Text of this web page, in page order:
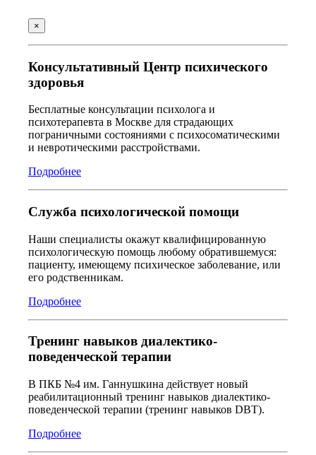
×
Консультативный Центр психического
здоровья
Бесплатные консультации психолога и
психотерапевта в Москве для страдающих
пограничными состояниями с психосоматическими
и невротическими расстройствами.
Подробнее
Служба психологической помощи
Наши специалисты окажут квалифицированную
психологическую помощь любому обратившемуся:
пациенту, имеющему психическое заболевание, или
его родственникам.
Подробнее
Тренинг навыков диалектико-
поведенческой терапии
В ПКБ №4 им. Ганнушкина действует новый
реабилитационный тренинг навыков диалектико-
поведенческой терапии (тренинг навыков DBT).
Подробнее